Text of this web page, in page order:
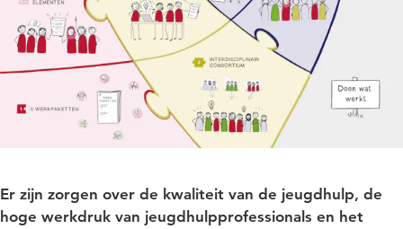
Er zijn zorgen over de kwaliteit van de jeugdhulp, de
hoge werkdruk van jeugdhulpprofessionals en het